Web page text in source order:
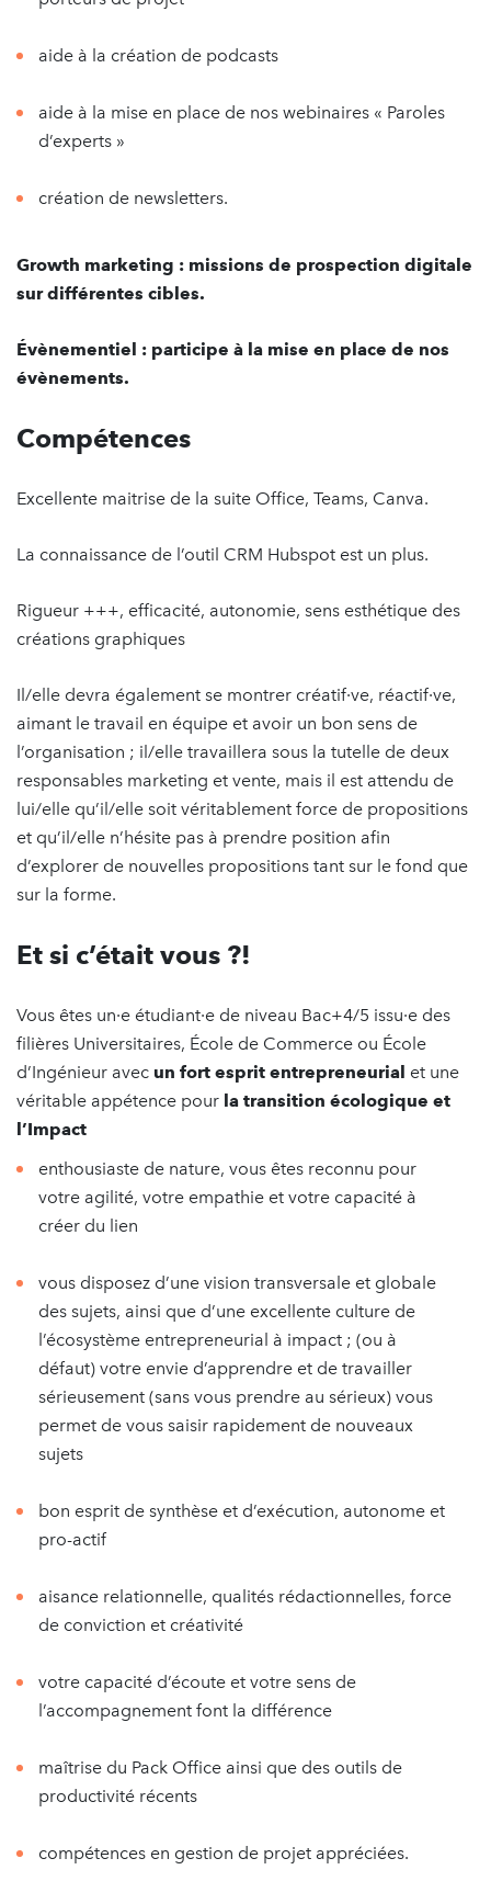
aide à la création de podcasts
aide à la mise en place de nos webinaires « Paroles
d’experts »
création de newsletters.
Growth marketing : missions de prospection digitale
sur différentes cibles.
Évènementiel : participe à la mise en place de nos
évènements.
Compétences
Excellente maitrise de la suite Office, Teams, Canva.
La connaissance de l’outil CRM Hubspot est un plus.
Rigueur +++, efficacité, autonomie, sens esthétique des
créations graphiques
Il/elle devra également se montrer créatif·ve, réactif·ve,
aimant le travail en équipe et avoir un bon sens de
l’organisation ; il/elle travaillera sous la tutelle de deux
responsables marketing et vente, mais il est attendu de
lui/elle qu’il/elle soit véritablement force de propositions
et qu’il/elle n’hésite pas à prendre position afin
d’explorer de nouvelles propositions tant sur le fond que
sur la forme.
Et si c’était vous ?!
Vous êtes un·e étudiant·e de niveau Bac+4/5 issu·e des
filières Universitaires, École de Commerce ou École
d’Ingénieur avec un fort esprit entrepreneurial et une
véritable appétence pour la transition écologique et
l’Impact
enthousiaste de nature, vous êtes reconnu pour
votre agilité, votre empathie et votre capacité à
créer du lien
vous disposez d’une vision transversale et globale
des sujets, ainsi que d’une excellente culture de
l’écosystème entrepreneurial à impact ; (ou à
défaut) votre envie d’apprendre et de travailler
sérieusement (sans vous prendre au sérieux) vous
permet de vous saisir rapidement de nouveaux
sujets
bon esprit de synthèse et d’exécution, autonome et
pro-actif
aisance relationnelle, qualités rédactionnelles, force
de conviction et créativité
votre capacité d’écoute et votre sens de
l’accompagnement font la différence
maîtrise du Pack Office ainsi que des outils de
productivité récents
compétences en gestion de projet appréciées.